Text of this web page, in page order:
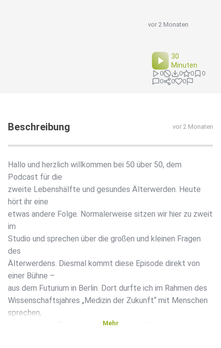
vor 2 Monaten
30
Minuten
0 0 0
0
0
0 0
Beschreibung vor 2 Monaten
Hallo und herzlich willkommen bei 50 über 50, dem
Podcast für die
zweite Lebenshälfte und gesundes Älterwerden. Heute
hört ihr eine
etwas andere Folge. Normalerweise sitzen wir hier zu zweit
im
Studio und sprechen über die großen und kleinen Fragen
des
Älterwerdens. Diesmal kommt diese Episode direkt von
einer Bühne –
aus dem Futurium in Berlin. Dort durfte ich im Rahmen des
Wissenschaftsjahres „Medizin der Zukunft“ mit Menschen
sprechen,
die sich jeden Tag mit der Frage beschäftigen, wie wir
Mehr